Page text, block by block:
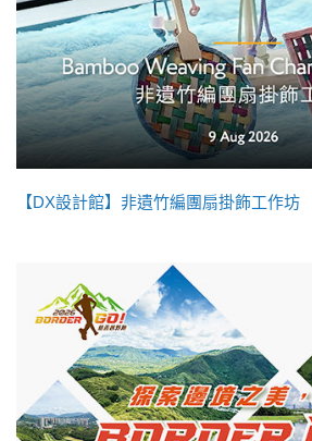
【DX設計館】非遺竹編團扇掛飾工作坊